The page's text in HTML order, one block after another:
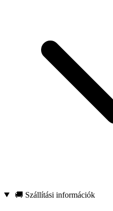
🚚 Szállítási információk